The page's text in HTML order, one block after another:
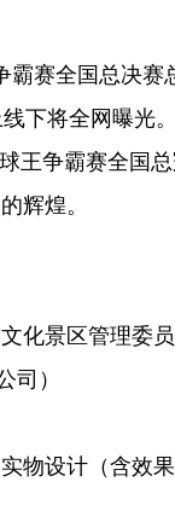
赛全国总决赛
下将全网曝光。
争霸赛全国总
辉煌。
景区管理委
司）
设计（含效果